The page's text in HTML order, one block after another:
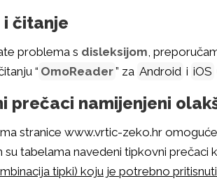
i čitanje
problema s disleksijom ,
“ OmoReader” za Android i iOS
prečaci namijenjeni
stranice www.vrtic-zeko.hr
su tabelama navedeni tipkovni prečaci
tipki) koju je potrebno